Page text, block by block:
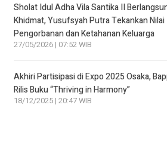
Sholat Idul Adha Vila Santika II
Khidmat, Yusufsyah Putra Tekankan Nilai
Pengorbanan dan Ketahanan Keluarga
27/05/2026 | 07:52 WIB
Akhiri Partisipasi di Expo 2025 Osaka,
Rilis Buku “Thriving in Harmony”
18/12/2025 | 20:47 WIB